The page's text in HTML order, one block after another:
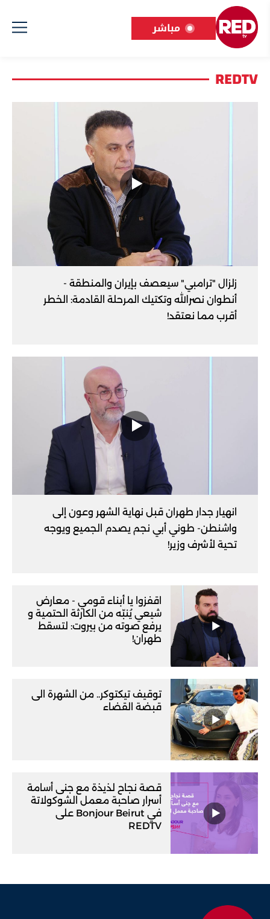
مباشر
REDTV
زلزال "ترامبي" سيعصف بإيران والمنطقة -
أنطوان نصرالله وتكتيك المرحلة القادمة: الخطر
أقرب مما نعتقد!
انهيار جدار طهران قبل نهاية الشهر وعون إلى
واشنطن- طوني أبي نجم يصدم الجميع ويوجه
تحية لأشرف وزير!
اقفزوا يا أبناء قومي - معارض
شيعي يُنبّه من الكارثة الحتمية و
يرفع صوته من بيروت: لتسقط
طهران!
توقيف تيكتوكر.. من الشهرة الى
قبضة القضاء
قصة نجاح لذيذة مع جنى أسامة
أسرار صاحبة معمل الشوكولاتة
في Bonjour Beirut على
REDTV